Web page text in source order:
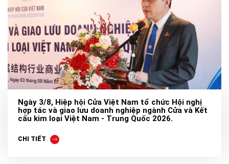
Ngày 3/8, Hiệp hội Cửa Việt Nam tổ chức Hội nghị
hợp tác và giao lưu doanh nghiệp ngành Cửa và Kết
cấu kim loại Việt Nam - Trung Quốc 2026.
CHI TIẾT